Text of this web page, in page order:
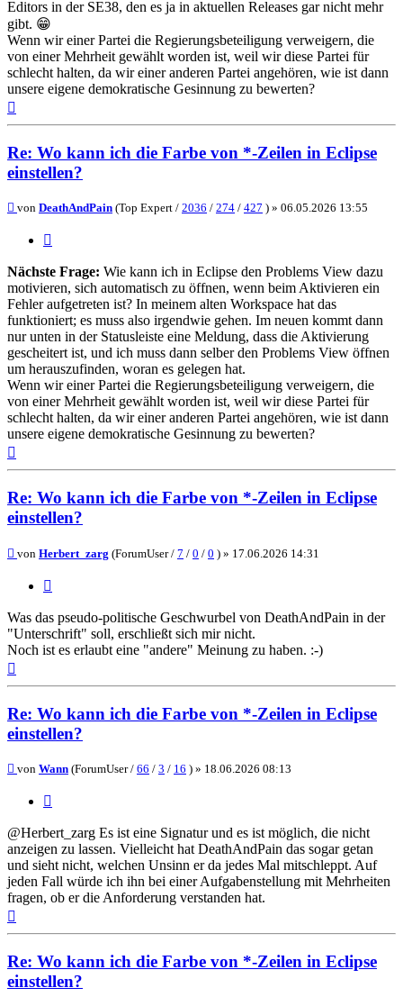
Editors in der SE38, den es ja in aktuellen Releases gar nicht mehr
gibt. 😁
Wenn wir einer Partei die Regierungsbeteiligung verweigern, die
von einer Mehrheit gewählt worden ist, weil wir diese Partei für
schlecht halten, da wir einer anderen Partei angehören, wie ist dann
unsere eigene demokratische Gesinnung zu bewerten?
Re: Wo kann ich die Farbe von *-Zeilen in Eclipse
einstellen?
Beitrag
von DeathAndPain (Top Expert / 2036 / 274 / 427 ) » 06.05.2026 13:55
Nächste Frage: Wie kann ich in Eclipse den Problems View dazu
motivieren, sich automatisch zu öffnen, wenn beim Aktivieren ein
Fehler aufgetreten ist? In meinem alten Workspace hat das
funktioniert; es muss also irgendwie gehen. Im neuen kommt dann
nur unten in der Statusleiste eine Meldung, dass die Aktivierung
gescheitert ist, und ich muss dann selber den Problems View öffnen
um herauszufinden, woran es gelegen hat.
Wenn wir einer Partei die Regierungsbeteiligung verweigern, die
von einer Mehrheit gewählt worden ist, weil wir diese Partei für
schlecht halten, da wir einer anderen Partei angehören, wie ist dann
unsere eigene demokratische Gesinnung zu bewerten?
Re: Wo kann ich die Farbe von *-Zeilen in Eclipse
einstellen?
Beitrag
von Herbert_zarg (ForumUser / 7 / 0 / 0 ) » 17.06.2026 14:31
Was das pseudo-politische Geschwurbel von DeathAndPain in der
"Unterschrift" soll, erschließt sich mir nicht.
Noch ist es erlaubt eine "andere" Meinung zu haben. :-)
Re: Wo kann ich die Farbe von *-Zeilen in Eclipse
einstellen?
Beitrag
von Wann (ForumUser / 66 / 3 / 16 ) » 18.06.2026 08:13
@Herbert_zarg Es ist eine Signatur und es ist möglich, die nicht
anzeigen zu lassen. Vielleicht hat DeathAndPain das sogar getan
und sieht nicht, welchen Unsinn er da jedes Mal mitschleppt. Auf
jeden Fall würde ich ihn bei einer Aufgabenstellung mit Mehrheiten
fragen, ob er die Anforderung verstanden hat.
Re: Wo kann ich die Farbe von *-Zeilen in Eclipse
einstellen?